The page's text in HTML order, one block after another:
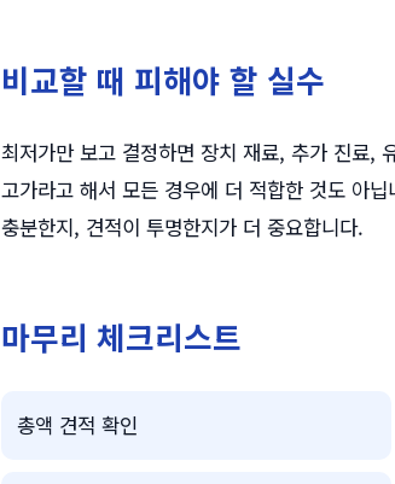
비교할 때 피해야 할 실수
최저가만 보고 결정하면 장치 재료, 추가 진료,
고가라고 해서 모든 경우에 더 적합한 것도 아
충분한지, 견적이 투명한지가 더 중요합니다.
마무리 체크리스트
총액 견적 확인